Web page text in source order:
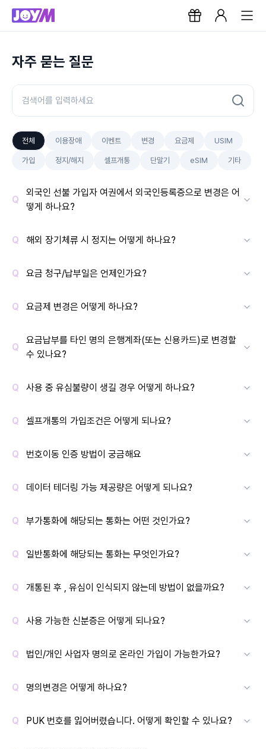
자주 묻는 질문
전체 이용장애 이벤트 변경 요금제 USIM
가입 정지/해지 셀프개통 단말기 eSIM 기타
외국인 선불 가입자 여권에서 외국인등록증으로 변경은 어
떻게 하나요?
해외 장기체류 시 정지는 어떻게 하나요?
요금 청구/납부일은 언제인가요?
요금제 변경은 어떻게 하나요?
요금납부를 타인 명의 은행계좌(또는 신용카드)로 변경할
수 있나요?
사용 중 유심불량이 생길 경우 어떻게 하나요?
셀프개통의 가입조건은 어떻게 되나요?
번호이동 인증 방법이 궁금해요
데이터 테더링 가능 제공량은 어떻게 되나요?
부가통화에 해당되는 통화는 어떤 것인가요?
일반통화에 해당되는 통화는 무엇인가요?
개통된 후 , 유심이 인식되지 않는데 방법이 없을까요?
사용 가능한 신분증은 어떻게 되나요?
법인/개인 사업자 명의로 온라인 가입이 가능한가요?
명의변경은 어떻게 하나요?
PUK 번호를 잃어버렸습니다. 어떻게 확인할 수 있나요?